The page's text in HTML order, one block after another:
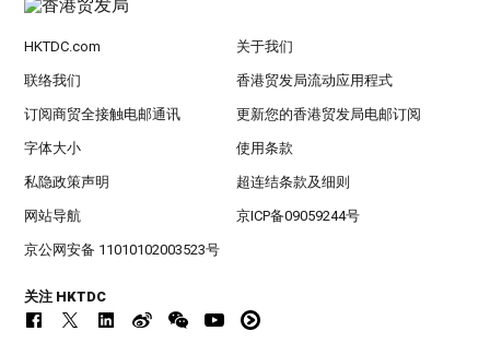
HKTDC.com 关于我们
联络我们 香港贸发局流动应用程式
订阅商贸全接触电邮通讯 更新您的香港贸发局电邮订阅
字体大小 使用条款
私隐政策声明 超连结条款及细则
网站导航 京ICP备09059244号
京公网安备 11010102003523号
关注 HKTDC